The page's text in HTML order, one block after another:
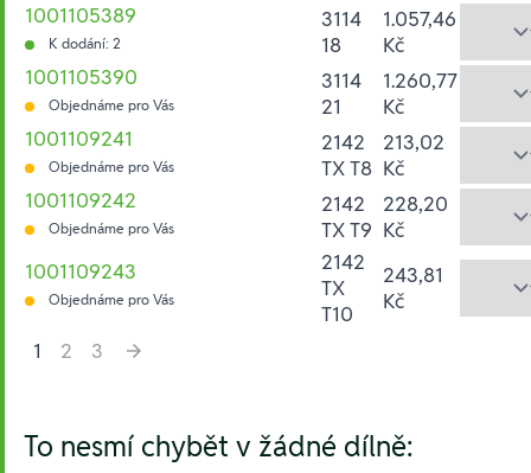
1001105389
K dodání: 2
3114
18
1.057,46
Kč
1001105390
Objednáme pro Vás
3114
21
1.260,77
Kč
1001109241
Objednáme pro Vás
2142
TX T8
213,02
Kč
1001109242
Objednáme pro Vás
2142
TX T9
228,20
Kč
1001109243
Objednáme pro Vás
2142
TX
T10
243,81
Kč
1
2
3
To nesmí chybět v žádné dílně: